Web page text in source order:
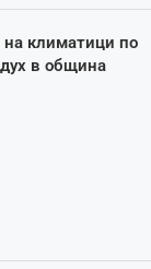
климатици по
в община